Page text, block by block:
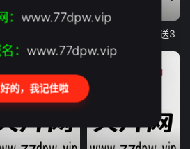
姐姐家的产地直送3
:3470 人气:1740
： www.77dpw.vip
： www.77dpw.vip
好的，我记住啦